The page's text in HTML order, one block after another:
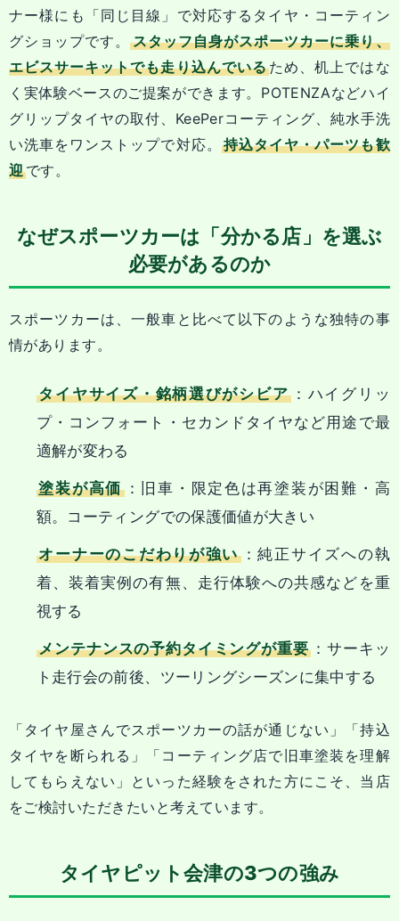
ナー様にも「同じ目線」で対応するタイヤ・コーティン
グショップです。スタッフ自身がスポーツカーに乗り、
エビスサーキットでも走り込んでいるため、机上ではな
く実体験ベースのご提案ができます。POTENZAなどハイ
グリップタイヤの取付、KeePerコーティング、純水手洗
い洗車をワンストップで対応。
持込タイヤ・パーツも歓
迎です。
なぜスポーツカーは「分かる店」を選ぶ
必要があるのか
スポーツカーは、一般車と比べて以下のような独特の事
情があります。
タイヤサイズ・銘柄選びがシビア：ハイグリッ
プ・コンフォート・セカンドタイヤなど用途で最
適解が変わる
塗装が高価：旧車・限定色は再塗装が困難・高
額。コーティングでの保護価値が大きい
オーナーのこだわりが強い：純正サイズへの執
着、装着実例の有無、走行体験への共感などを重
視する
メンテナンスの予約タイミングが重要 ：サーキッ
ト走行会の前後、ツーリングシーズンに集中する
「タイヤ屋さんでスポーツカーの話が通じない」「持込
タイヤを断られる」「コーティング店で旧車塗装を理解
してもらえない」といった経験をされた方にこそ、当店
をご検討いただきたいと考えています。
タイヤピット会津の3つの強み